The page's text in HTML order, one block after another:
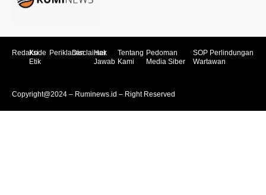
RedaksiKode
Etik
PeriklananDisclaimer
Hak
Jawab
Tentang
Kami
Pedoman
Media Siber
SOP Perlindungan
Wartawan
Copyright@2024 – Ruminews.id – Right Reserved